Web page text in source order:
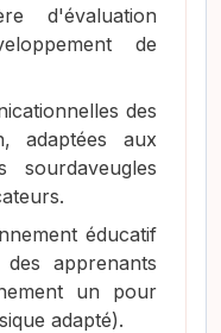
d'évaluation
de
des
adaptées aux
sourdaveugles
éducatif
apprenants
un pour
adapté).